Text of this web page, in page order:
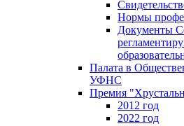
Нормы
Документы
Палата в
УФНС
Премия
2012 год
2022 год